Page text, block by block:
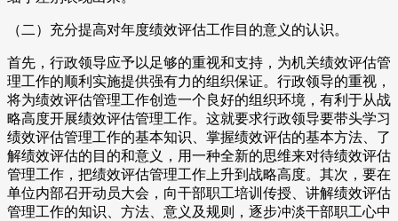
（二）充分提高对年度绩效评估工作目的意义的认识。
首先，行政领导应予以足够的重视和支持，为机关绩效评估管
理工作的顺利实施提供强有力的组织保证。行政领导的重视，
将为绩效评估管理工作创造一个良好的组织环境，有利于从战
略高度开展绩效评估管理工作。这就要求行政领导要带头学习
绩效评估管理工作的基本知识、掌握绩效评估的基本方法、了
解绩效评估的目的和意义，用一种全新的思维来对待绩效评估
管理工作，把绩效评估管理工作上升到战略高度。其次，要在
单位内部召开动员大会，向干部职工培训传授、讲解绩效评估
管理工作的知识、方法、意义及规则，逐步冲淡干部职工心中